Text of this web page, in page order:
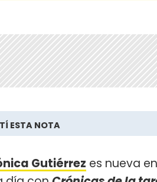
ESTA NOTA
Gutiérrez es nueva